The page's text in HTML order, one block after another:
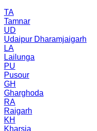
TA
Tamnar
UD
Udaipur Dharamjaigarh
LA
Lailunga
PU
Pusour
GH
Gharghoda
RA
Raigarh
KH
Kharsia